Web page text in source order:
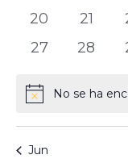
eventos
0
eventos
20
0
21
0
27
0
28
Aviso No se ha
Jun